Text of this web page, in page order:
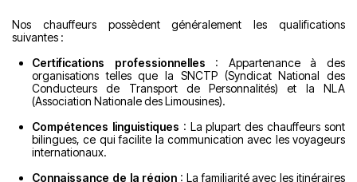
Nos chauffeurs possèdent généralement les qualifications
suivantes :
Certifications professionnelles : Appartenance à des
organisations telles que la SNCTP (Syndicat National des
Conducteurs de Transport de Personnalités) et la NLA
(Association Nationale des Limousines).
Compétences linguistiques : La plupart des chauffeurs sont
bilingues, ce qui facilite la communication avec les voyageurs
internationaux.
Connaissance de la région : La familiarité avec les itinéraires